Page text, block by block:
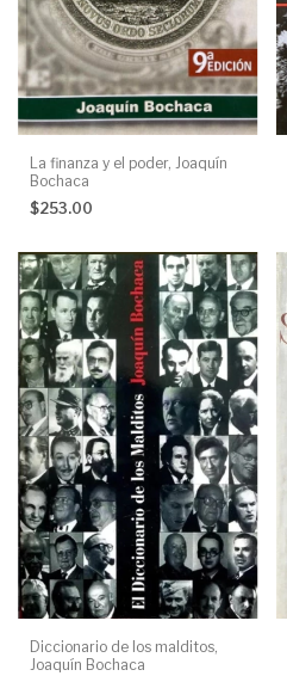
La finanza y el poder, Joaquín
Bochaca
$253.00
Diccionario de los malditos,
Joaquín Bochaca